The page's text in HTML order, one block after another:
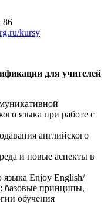
86
kursy
для учителей
языка при работе с
английского
и новые аспекты в
Enjoy English/
базовые принципы,
обучения